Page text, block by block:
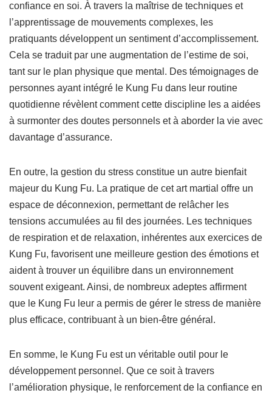
confiance en soi. À travers la maîtrise de techniques et
l’apprentissage de mouvements complexes, les
pratiquants développent un sentiment d’accomplissement.
Cela se traduit par une augmentation de l’estime de soi,
tant sur le plan physique que mental. Des témoignages de
personnes ayant intégré le Kung Fu dans leur routine
quotidienne révèlent comment cette discipline les a aidées
à surmonter des doutes personnels et à aborder la vie avec
davantage d’assurance.
En outre, la gestion du stress constitue un autre bienfait
majeur du Kung Fu. La pratique de cet art martial offre un
espace de déconnexion, permettant de relâcher les
tensions accumulées au fil des journées. Les techniques
de respiration et de relaxation, inhérentes aux exercices de
Kung Fu, favorisent une meilleure gestion des émotions et
aident à trouver un équilibre dans un environnement
souvent exigeant. Ainsi, de nombreux adeptes affirment
que le Kung Fu leur a permis de gérer le stress de manière
plus efficace, contribuant à un bien-être général.
En somme, le Kung Fu est un véritable outil pour le
développement personnel. Que ce soit à travers
l’amélioration physique, le renforcement de la confiance en